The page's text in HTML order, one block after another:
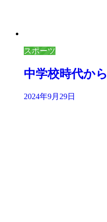
スポーツ
中学校時代か
2024年9月29日